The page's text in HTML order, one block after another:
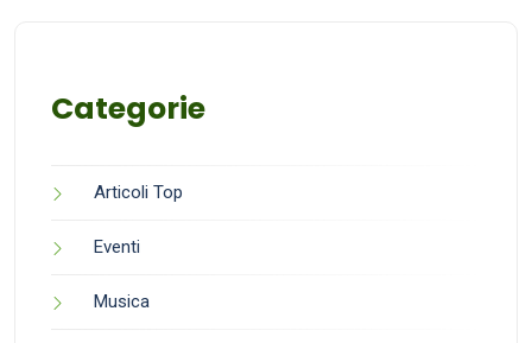
Categorie
Articoli Top
Eventi
Musica